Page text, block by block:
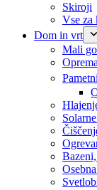
Skiroji
Vse za
Dom in vrt
Mali